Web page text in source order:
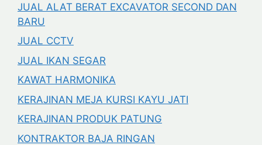
JUAL ALAT BERAT EXCAVATOR SECOND DAN
BARU
JUAL CCTV
JUAL IKAN SEGAR
KAWAT HARMONIKA
KERAJINAN MEJA KURSI KAYU JATI
KERAJINAN PRODUK PATUNG
KONTRAKTOR BAJA RINGAN